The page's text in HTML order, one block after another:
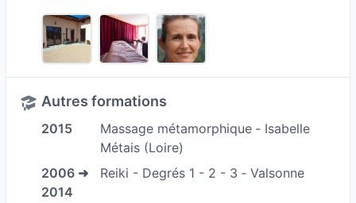
part.Je vous accompagne dans votre désir de
(re)trouver une vie plus saine, plus équilibrée,
plus joyeuse et plus en ilen avec qui vous êtes.
La vie nous amène trop souvent à quitter notre
véritable voie et il est parfois nécessaire d'être
guidé.e pour retrouver le chemin. Les massages
peuvent être une portée d'entrée dans cette
direction du retour à soi.
Je vous accueille dans un espace dédié à cette
Autres formations
2015
Massage métamorphique ‐ Isabelle
Métais (Loire)
2006 ➜
2014
Reiki - Degrés 1 - 2 - 3 ‐ Valsonne